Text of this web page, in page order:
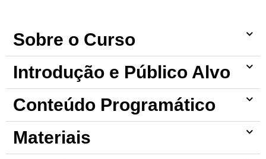
Sobre o Curso
Introdução e Público Alvo
Conteúdo Programático
Materiais